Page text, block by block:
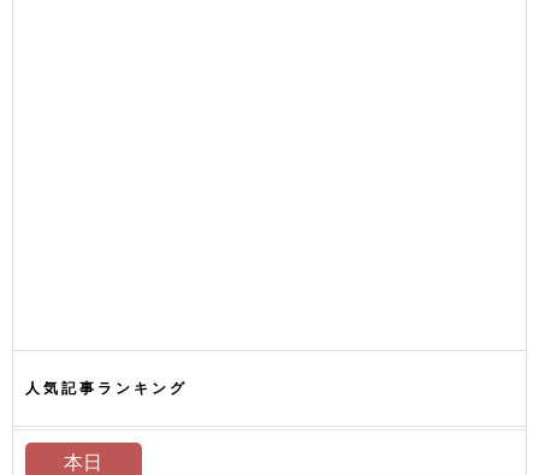
人気記事ランキング
本日